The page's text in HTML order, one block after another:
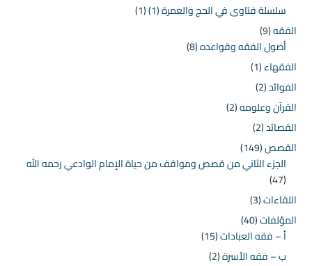
سلسلة فتاوى في الحج والعمرة (1)
(1)
الفقه(9)
أصول الفقه وقواعده(8)
الفقهاء(1)
الفوائد(2)
القرآن وعلومه(2)
القصائد(2)
القصص(149)
الجزء الثاني من قصص ومواقف من حياة الإمام الوادعي رحمه الله
(47)
اللقاءات(3)
المؤلفات(40)
أ – فقه العبادات(15)
ب – فقه الأسرة(2)